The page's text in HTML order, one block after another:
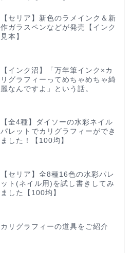
【セリア】新色のラメインク＆新
作ガラスペンなどが発売【インク
見本】
【インク沼】「万年筆インク×カ
リグラフィーってめちゃめちゃ綺
麗なんですよ」という話。
【全4種】ダイソーの水彩ネイル
パレットでカリグラフィーができ
ました！【100均】
【セリア】全8種16色の水彩パレ
ット(ネイル用)を試し書きしてみ
ました【100均】
カリグラフィーの道具をご紹介